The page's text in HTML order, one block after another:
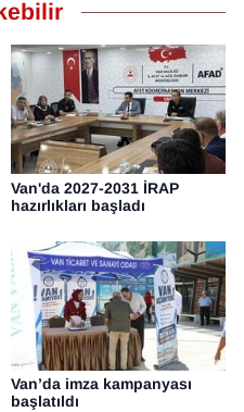
Van'da 2027-2031 İRAP
hazırlıkları başladı
Van’da imza kampanyası
başlatıldı